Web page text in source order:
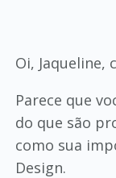
Oi, Jaqueline,
Parece que
do que são
como sua
Design.